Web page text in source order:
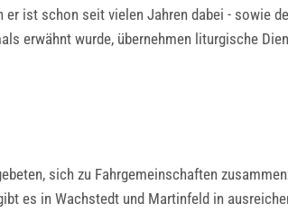
er ist schon seit vielen Jahren dabei - sowie
erwähnt wurde, übernehmen liturgische
sich zu Fahrgemeinschaften
es in Wachstedt und Martinfeld in